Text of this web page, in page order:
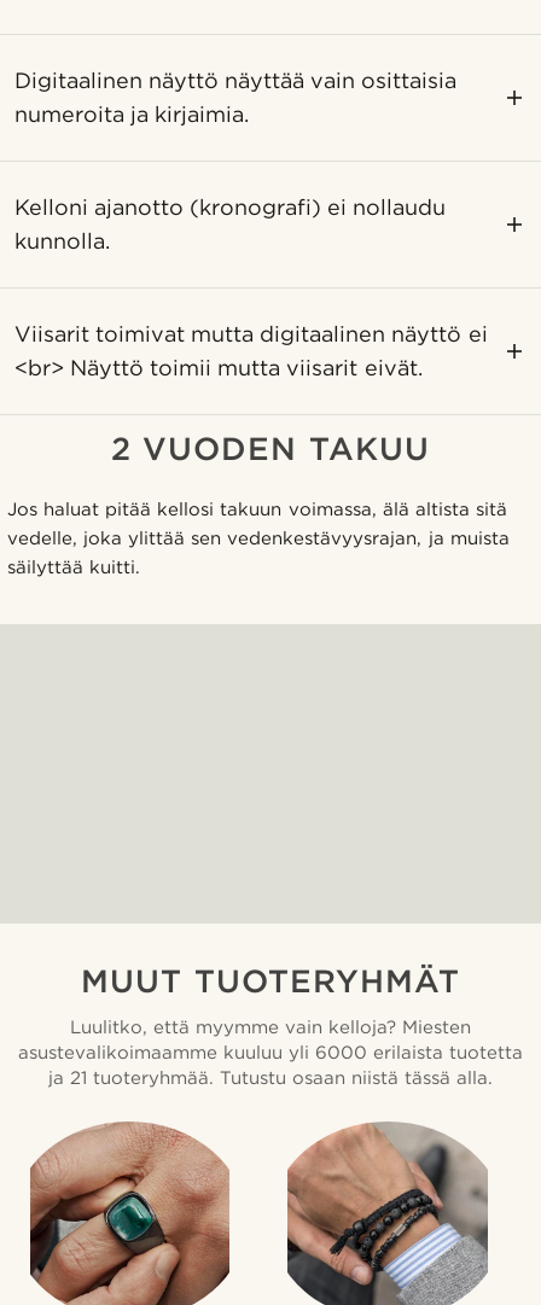
Digitaalinen näyttö näyttää vain osittaisia ​​
numeroita ja kirjaimia.
Kelloni ajanotto (kronografi) ei nollaudu
kunnolla.
Viisarit toimivat mutta digitaalinen näyttö ei
<br> Näyttö toimii mutta viisarit eivät.
2 VUODEN TAKUU
Jos haluat pitää kellosi takuun voimassa, älä altista sitä
vedelle, joka ylittää sen vedenkestävyysrajan, ja muista
säilyttää kuitti.
MUUT TUOTERYHMÄT
Luulitko, että myymme vain kelloja? Miesten
asustevalikoimaamme kuuluu yli 6000 erilaista tuotetta
ja 21 tuoteryhmää. Tutustu osaan niistä tässä alla.